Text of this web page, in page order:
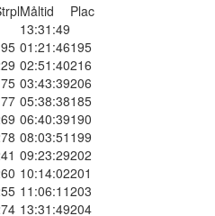
Måltid
Plac
13:31:49
01:21:46195
02:51:40216
03:43:39206
05:38:38185
06:40:39190
08:03:51 199
09:23:29202
10:14:02201
11:06:11203
13:31:49204